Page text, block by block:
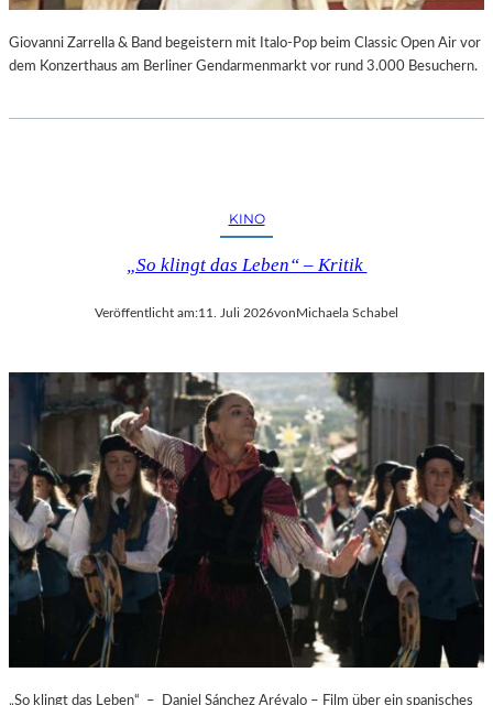
Giovanni Zarrella & Band begeistern mit Italo-Pop beim Classic Open Air vor
dem Konzerthaus am Berliner Gendarmenmarkt vor rund 3.000 Besuchern.
KINO
„So klingt das Leben“ – Kritik
Veröffentlicht am:11. Juli 2026vonMichaela Schabel
„So klingt das Leben“ – Daniel Sánchez Arévalo – Film über ein spanisches